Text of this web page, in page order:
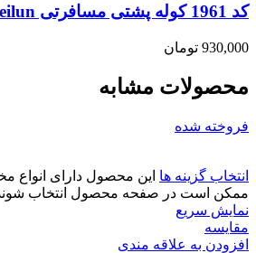
کد 1961 کوله پشتی مسافرتی dcmeilun
930,000 تومان
محصولات مشابه
فروخته شده
انتخاب گزینه ها این محصول دارای انواع
ممکن است در صفحه محصول انتخاب
نمایش سریع
مقايسه
افزودن به علاقه مندی